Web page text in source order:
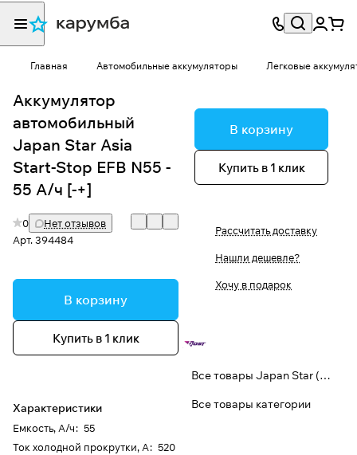
Главная Автомобильные аккумуляторы Легковые
Аккумулятор
автомобильный
Japan Star Asia
Start-Stop EFB N55 -
55 А/ч [-+]
0
Нет отзывов
Арт.394484
В корзину
Купить в 1 клик
Характеристики
Емкость, А/ч: 55
Ток холодной прокрутки, А: 520
В корзину
Купить в 1 клик
Рассчитать доставку
Нашли дешевле?
Хочу в подарок
Все товары Japan Star (Bost)
Все товары категории